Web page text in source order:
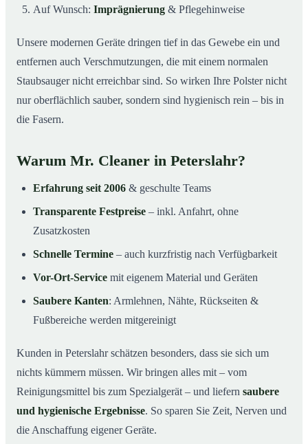
Auf Wunsch: Imprägnierung & Pflegehinweise
Unsere modernen Geräte dringen tief in das Gewebe ein und
entfernen auch Verschmutzungen, die mit einem normalen
Staubsauger nicht erreichbar sind. So wirken Ihre Polster nicht
nur oberflächlich sauber, sondern sind hygienisch rein – bis in
die Fasern.
Warum Mr. Cleaner in Peterslahr?
Erfahrung seit 2006 & geschulte Teams
Transparente Festpreise – inkl. Anfahrt, ohne
Zusatzkosten
Schnelle Termine – auch kurzfristig nach Verfügbarkeit
Vor-Ort-Service mit eigenem Material und Geräten
Saubere Kanten: Armlehnen, Nähte, Rückseiten &
Fußbereiche werden mitgereinigt
Kunden in Peterslahr schätzen besonders, dass sie sich um
nichts kümmern müssen. Wir bringen alles mit – vom
Reinigungsmittel bis zum Spezialgerät – und liefern saubere
und hygienische Ergebnisse. So sparen Sie Zeit, Nerven und
die Anschaffung eigener Geräte.